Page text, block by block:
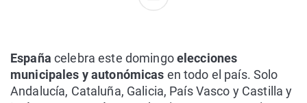
España celebra este domingoelecciones
municipales y autonómicas en todo el país. Solo
Andalucía, Cataluña, Galicia, País Vasco y Castilla y